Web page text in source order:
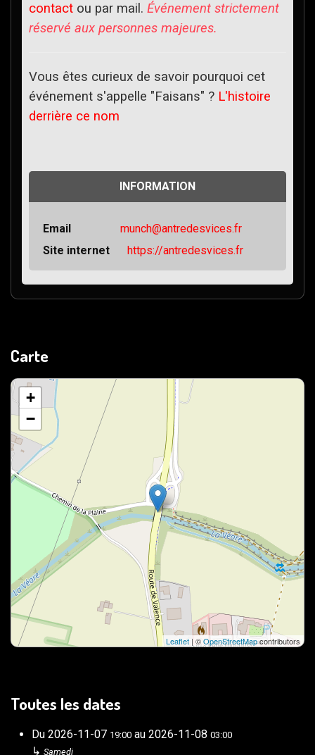
contact ou par mail. Événement strictement
réservé aux personnes majeures.
Vous êtes curieux de savoir pourquoi cet
événement s'appelle "Faisans" ? L'histoire
derrière ce nom
INFORMATION
Email
munch@antredesvices.fr
Site internet
https://antredesvices.fr
Carte
+
−
Leaflet | ©OpenStreetMapcontributors
Toutes les dates
Du 2026-11-07 19:00 au 2026-11-08 03:00
↳ Samedi